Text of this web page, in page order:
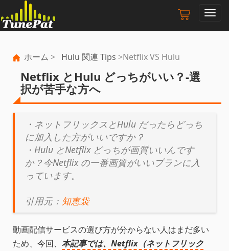
ナ
切
ホーム > Hulu 関連 Tips >Netflix VS Hulu
Netflix とHulu どっちがいい？‐選
択が苦手な方へ
・ネットフリックスとHulu だったらどっち
に加入した方がいいですか？
・Hulu とNetflix どっちが画質いいんです
か？今Netflix の一番画質がいいプランに入
っています。
引用元： 知恵袋
動画配信サービスの選び方が分からない人はまだ多い
ため、今回、 本記事では、Netflix（ネットフリック